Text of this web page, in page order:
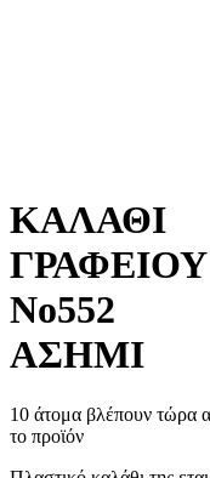
ΚΑΛΑΘΙ
ΓΡΑΦΕΙΟΥ
Νο552
ΑΣΗΜΙ
10 άτομα βλέπουν τώρα
το προϊόν